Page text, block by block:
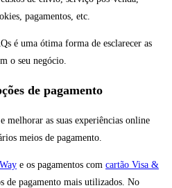
pagamentos, etc.
é uma ótima forma de esclarecer as
o seu negócio.
de pagamento
melhorar as suas experiências online
meios de pagamento.
e os pagamentos com cartão Visa &
de pagamento mais utilizados. No